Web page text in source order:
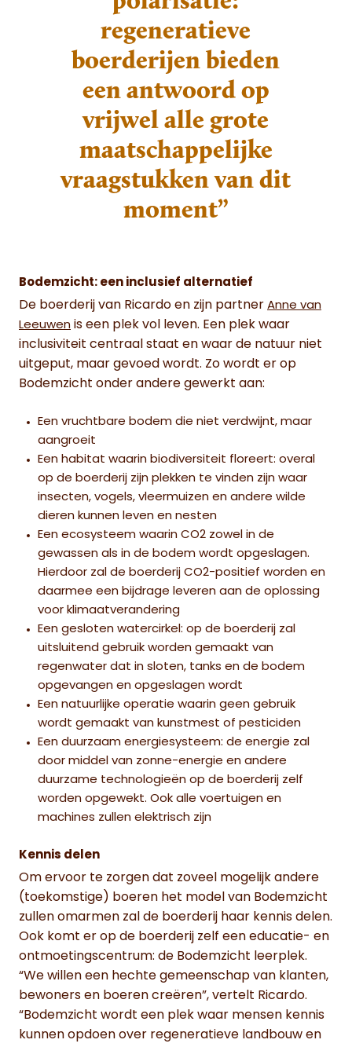
regeneratieve
boerderijen bieden
een antwoord op
vrijwel alle grote
maatschappelijke
vraagstukken van dit
moment”
Bodemzicht: een inclusief alternatief
De boerderij van Ricardo en zijn partner Anne van
Leeuwen is een plek vol leven. Een plek waar
inclusiviteit centraal staat en waar de natuur niet
uitgeput, maar gevoed wordt. Zo wordt er op
Bodemzicht onder andere gewerkt aan:
Een vruchtbare bodem die niet verdwijnt, maar
aangroeit
Een habitat waarin biodiversiteit floreert: overal
op de boerderij zijn plekken te vinden zijn waar
insecten, vogels, vleermuizen en andere wilde
dieren kunnen leven en nesten
Een ecosysteem waarin CO2 zowel in de
gewassen als in de bodem wordt opgeslagen.
Hierdoor zal de boerderij CO2-positief worden en
daarmee een bijdrage leveren aan de oplossing
voor klimaatverandering
Een gesloten watercirkel: op de boerderij zal
uitsluitend gebruik worden gemaakt van
regenwater dat in sloten, tanks en de bodem
opgevangen en opgeslagen wordt
Een natuurlijke operatie waarin geen gebruik
wordt gemaakt van kunstmest of pesticiden
Een duurzaam energiesysteem: de energie zal
door middel van zonne-energie en andere
duurzame technologieën op de boerderij zelf
worden opgewekt. Ook alle voertuigen en
machines zullen elektrisch zijn
Kennis delen
Om ervoor te zorgen dat zoveel mogelijk andere
(toekomstige) boeren het model van Bodemzicht
zullen omarmen zal de boerderij haar kennis delen.
Ook komt er op de boerderij zelf een educatie- en
ontmoetingscentrum: de Bodemzicht leerplek.
“We willen een hechte gemeenschap van klanten,
bewoners en boeren creëren”, vertelt Ricardo.
“Bodemzicht wordt een plek waar mensen kennis
kunnen opdoen over regeneratieve landbouw en